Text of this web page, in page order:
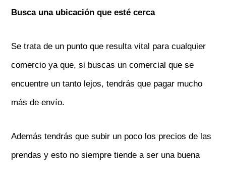
Busca una ubicación que esté cerca
Se trata de un punto que resulta vital para cualquier
comercio ya que, si buscas un comercial que se
encuentre un tanto lejos, tendrás que pagar mucho
más de envío.
Además tendrás que subir un poco los precios de las
prendas y esto no siempre tiende a ser una buena